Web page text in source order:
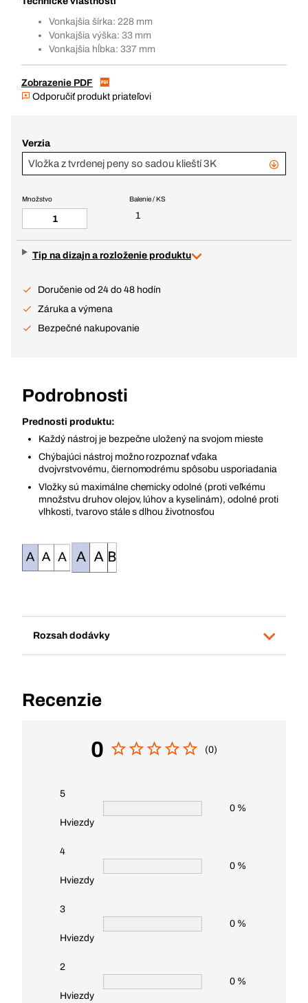
Vonkajšia šírka: 228 mm
Vonkajšia výška: 33 mm
Vonkajšia hĺbka: 337 mm
Zobrazenie PDF
Odporučiť produkt priateľovi
Verzia
Vložka z tvrdenej peny so sadou klieští 3K
Balenie / KS
1
Množstvo
Tip na dizajn a rozloženie produktu
Doručenie od 24 do 48 hodín
Záruka a výmena
Bezpečné nakupovanie
Podrobnosti
Prednosti produktu:
Každý nástroj je bezpečne uložený na svojom mieste
Chýbajúci nástroj možno rozpoznať vďaka
dvojvrstvovému, čiernomodrému spôsobu usporiadania
Vložky sú maximálne chemicky odolné (proti veľkému
množstvu druhov olejov, lúhov a kyselinám), odolné proti
vlhkosti, tvarovo stále s dlhou životnosťou
Rozsah dodávky
Recenzie
0 (0)
5
Hviezdy
0 %
4
Hviezdy
0 %
3
Hviezdy
0 %
2
Hviezdy
0 %